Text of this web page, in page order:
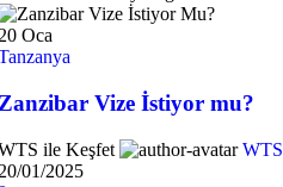
Oca
Vize İstiyor mu?
ile Keşfet
WTS
01/2025